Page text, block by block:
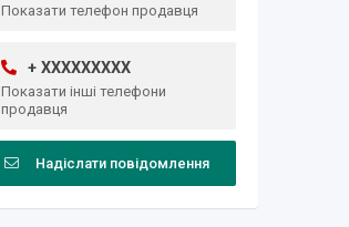
Показати телефон продавця
+ XXXXXXXXX
Показати інші телефони
продавця
Надіслати повідомлення